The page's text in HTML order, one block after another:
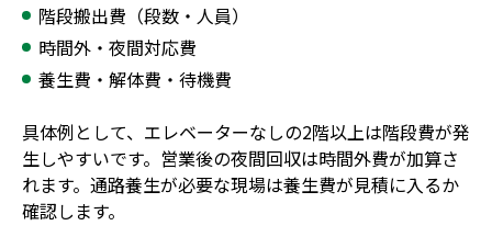
階段搬出費（段数・人員）
時間外・夜間対応費
養生費・解体費・待機費
具体例として、エレベーターなしの2階以上は階段費が発
生しやすいです。営業後の夜間回収は時間外費が加算さ
れます。通路養生が必要な現場は養生費が見積に入るか
確認します。